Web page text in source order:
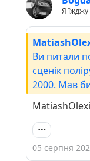
Я їжджу
Ви питали
сценік
2000. Мав
05 серпня